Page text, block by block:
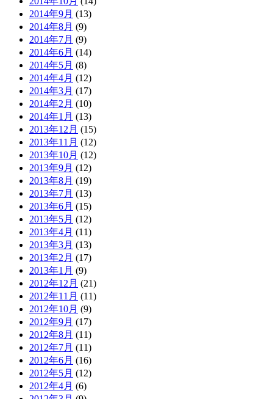
2014年9月 (13)
2014年8月 (9)
2014年7月 (9)
2014年6月 (14)
2014年5月 (8)
2014年4月 (12)
2014年3月 (17)
2014年2月 (10)
2014年1月 (13)
2013年12月 (15)
2013年11月 (12)
2013年10月 (12)
2013年9月 (12)
2013年8月 (19)
2013年7月 (13)
2013年6月 (15)
2013年5月 (12)
2013年4月 (11)
2013年3月 (13)
2013年2月 (17)
2013年1月 (9)
2012年12月 (21)
2012年11月 (11)
2012年10月 (9)
2012年9月 (17)
2012年8月 (11)
2012年7月 (11)
2012年6月 (16)
2012年5月 (12)
2012年4月 (6)